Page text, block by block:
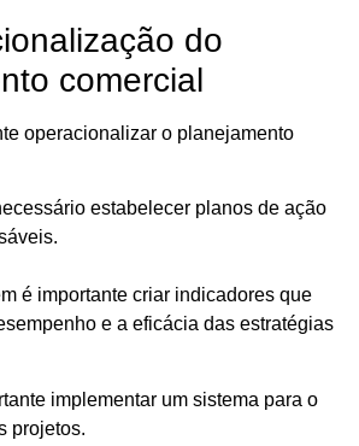
do
comercial
operacionalizar o planejamento
estabelecer planos de ação
é importante criar indicadores que
e a eficácia das estratégias
implementar um sistema para o
projetos.